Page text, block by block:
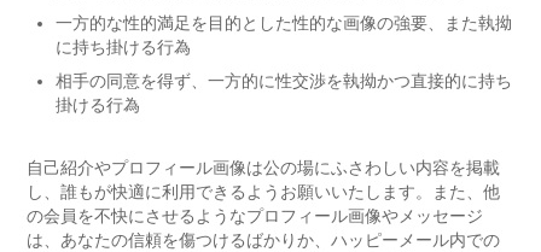
一方的な性的満足を目的とした性的な画像の強要、また執拗
に持ち掛ける行為
相手の同意を得ず、一方的に性交渉を執拗かつ直接的に持ち
掛ける行為
自己紹介やプロフィール画像は公の場にふさわしい内容を掲載
し、誰もが快適に利用できるようお願いいたします。また、他
の会員を不快にさせるようなプロフィール画像やメッセージ
は、あなたの信頼を傷つけるばかりか、ハッピーメール内での